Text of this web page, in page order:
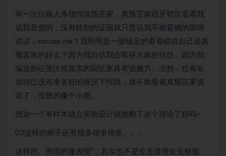
有一次玩狼人杀我悍跳预言家，真预言家咬牙切齿看着我
说我是假的，没有特别的证据就只是说我不敢看她的眼睛
说话，excuse me？我明明是一脸镇定的看着你说自己是真
预言家的好么？因为我自信我会取得大家的信任，因为我
编造的证据比你真实的回忆更具有说服力。当然，也有在
我自己没有准备好的情况下悍跳，就不敢看着真预言家说
话了，慌张的像个小鹿。
我这一个单样本独立实验设计就推翻了这个理论了好吗~
03这样的例子还有很多很多很多。。。
这样的、所谓的微表情”，其实也不是全无道理全无根据